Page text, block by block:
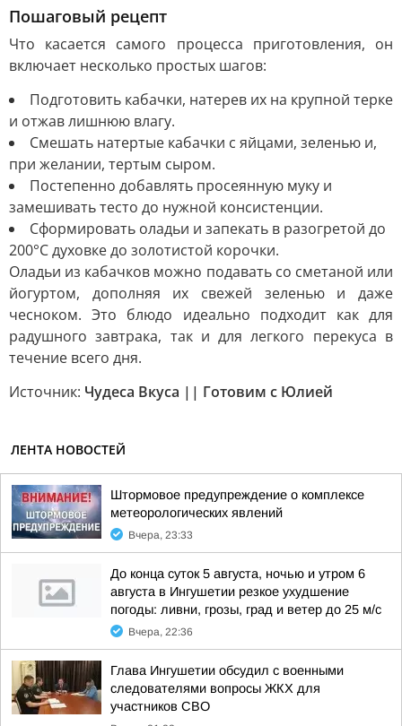
Пошаговый рецепт
Что касается самого процесса приготовления, он
включает несколько простых шагов:
Подготовить кабачки, натерев их на крупной терке
и отжав лишнюю влагу.
Смешать натертые кабачки с яйцами, зеленью и,
при желании, тертым сыром.
Постепенно добавлять просеянную муку и
замешивать тесто до нужной консистенции.
Сформировать оладьи и запекать в разогретой до
200°C духовке до золотистой корочки.
Оладьи из кабачков можно подавать со сметаной или
йогуртом, дополняя их свежей зеленью и даже
чесноком. Это блюдо идеально подходит как для
радушного завтрака, так и для легкого перекуса в
течение всего дня.
Источник: Чудеса Вкуса || Готовим с Юлией
ЛЕНТА НОВОСТЕЙ
Штормовое предупреждение о комплексе
метеорологических явлений
Вчера, 23:33
До конца суток 5 августа, ночью и утром 6
августа в Ингушетии резкое ухудшение
погоды: ливни, грозы, град и ветер до 25 м/с
Вчера, 22:36
Глава Ингушетии обсудил с военными
следователями вопросы ЖКХ для
участников СВО